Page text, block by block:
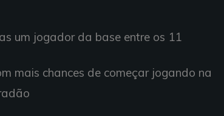
um jogador da base entre os 11
mais chances de começar jogando na